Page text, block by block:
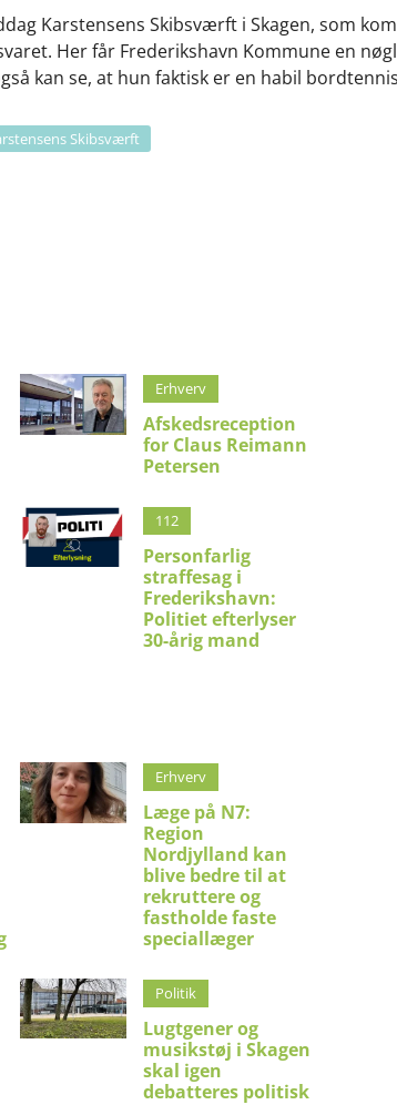
Karstensens Skibsværft i Skagen, som
Her får Frederikshavn Kommune en
kan se, at hun faktisk er en habil
Skibsværft
Erhverv
Afskedsreception
for Claus Reimann
Petersen
112
Personfarlig
straffesag i
Frederikshavn:
Politiet efterlyser
30-årig mand
Erhverv
Læge på N7:
Region
Nordjylland kan
blive bedre til at
rekruttere og
fastholde faste
speciallæger
Politik
Lugtgener og
musikstøj i Skagen
skal igen
debatteres politisk